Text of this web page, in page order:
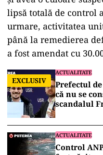
lipsă totală de control
urmare, activitatea
până la remedierea
a fost amendat cu
EXCLUSIV
ACTUALITATE
Prefectul
că nu se
scandalul
ACTUALITATE
Control